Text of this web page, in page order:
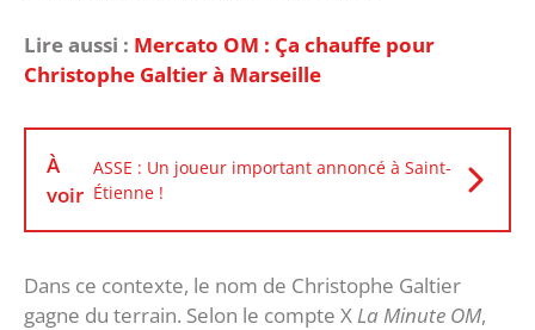
Lire aussi : ‎Mercato OM : Ça chauffe pour
Christophe Galtier à Marseille
À
voir
ASSE : Un joueur important annoncé à Saint-
Étienne !
‎Dans ce contexte, le nom de Christophe Galtier
gagne du terrain. Selon le compte X La Minute OM,